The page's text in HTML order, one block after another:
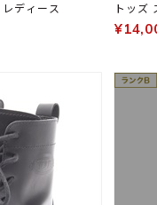
ディース